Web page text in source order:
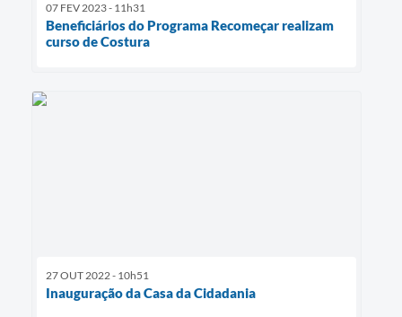
07 FEV 2023 - 11h31
Beneficiários do Programa Recomeçar realizam
curso de Costura
27 OUT 2022 - 10h51
Inauguração da Casa da Cidadania